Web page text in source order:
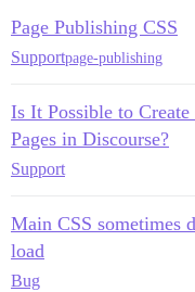
Page Publishing CSS
Supportpage-publishing
Is It Possible to Create
Pages in Discourse?
Support
Main CSS sometimes
load
Bug